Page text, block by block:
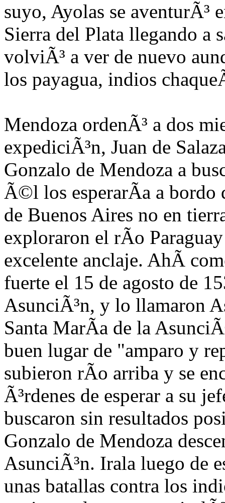
suyo, Ayolas se aventurÃ³
Sierra del Plata llegando a
volviÃ³ a ver de nuevo
los payagua, indios
Mendoza ordenÃ³ a dos
expediciÃ³n, Juan de
Gonzalo de Mendoza a
Ã©l los esperarÃ­a a bordo
de Buenos Aires no en
exploraron el rÃ­o
excelente anclaje. AhÃ­
fuerte el 15 de agosto de
AsunciÃ³n, y lo llamaron
Santa MarÃ­a de la
buen lugar de "amparo y
subieron rÃ­o arriba y se
Ã³rdenes de esperar a su
buscaron sin resultados
Gonzalo de Mendoza
AsunciÃ³n. Irala luego de
unas batallas contra los